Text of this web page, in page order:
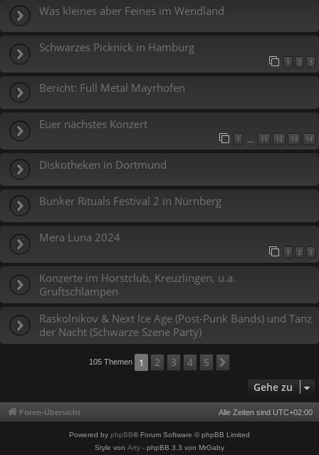
Was kleines aber Feines im Wendland
Schwarzes Picknick in Hamburg
1 2 3
Bericht: Full Metal Mayrhofen
Euer nächstes Konzert
1 11 12 13 14
Diskotheken in Dortmund
Bunker Rituals Festival 2 in Nürnberg
Mera Luna 2024
1 2 3
Konzerte im Horstclub, Kreuzlingen, u.a.
Gruftschlampen
Raskolnikov & Next Ice Age (Post-Punk Bands) und Tanz
der Nacht (Schwarze Szene Party)
105 Themen 1 2 3 4 5
Gehe zu
Foren-Übersicht Alle Zeiten sind UTC+02:00
Powered by phpBB® Forum Software © phpBB Limited
Style von Arty - phpBB 3.3 von MrGaby